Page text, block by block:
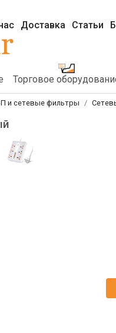
Доставка Статьи
Торговое
и сетевые фильтры